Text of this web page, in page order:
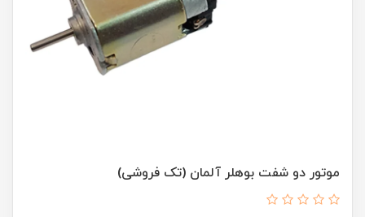
موتور دو شفت بوهلر آلمان (تک فروشی)